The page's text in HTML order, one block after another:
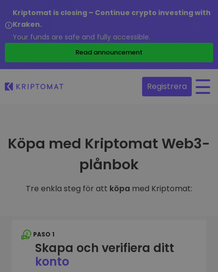
Kriptomat is closing – Continue crypto investing with
Kraken.
Your funds are safe and fully accessible.
Read announcement
Registrera
Köpa med Kriptomat Web3-
plånbok
Tre enkla steg för att köpa med Kriptomat:
PASO 1
Skapa och verifiera ditt
konto